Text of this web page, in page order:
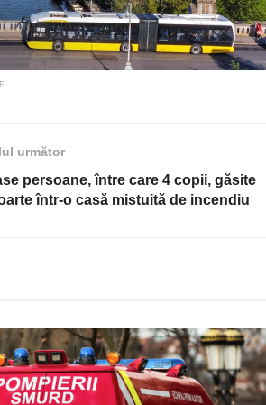
următor
persoane, între care 4 copii, găsite
într-o casă mistuită de incendiu